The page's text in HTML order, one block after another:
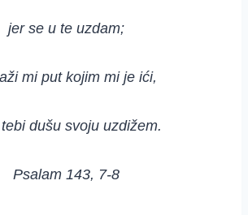
jer se u te uzdam;
mi put kojim mi je ići,
dušu svoju uzdižem.
Psalam 143, 7-8